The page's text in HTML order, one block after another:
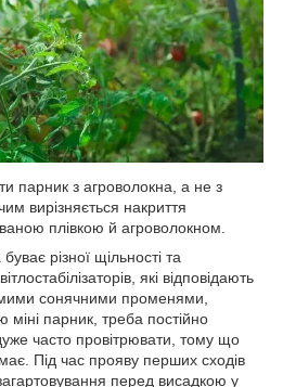
з агроволокна, а не з
вирізняється накриття
плівкою й агроволокном.
різної щільності та
які відповідають
сонячними променями,
парник, треба постійно
часто провітрювати, тому що
Під час прояву перших сходів
перед висадкою у